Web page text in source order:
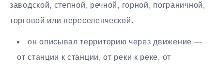
заводской, степной, речной, горной, пограничной,
торговой или переселенческой.
он описывал территорию через движение —
от станции к станции, от реки к реке, от